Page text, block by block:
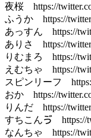
夜桜 https://
ふうか https://
あっすん https://
ありさ https://
りむまろ https://
えむちゃ https://
スピンリーフ
おか https://
りんだ https://
すちこんゔ https://
なんちゃ https://